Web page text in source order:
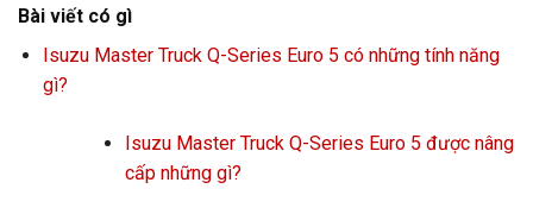
Bài viết có gì
Isuzu Master Truck Q-Series Euro 5 có những tính năng
gì?
Isuzu Master Truck Q-Series Euro 5 được nâng
cấp những gì?